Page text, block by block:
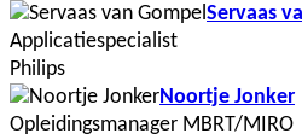
Servaas
Applicatiespecialist
Philips
Noortje Jonker
Opleidingsmanager MBRT/MIRO